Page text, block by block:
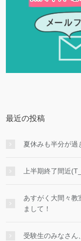
最近の投稿
夏休みも半分が過
上半期終了間近
あすがく大間々教
まして！
受験生のみなさん